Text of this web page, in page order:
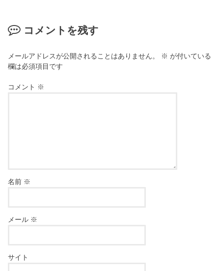
コメントを残す
メールアドレスが公開されることはありません。 ※ が付いている
欄は必須項目です
コメント ※
名前 ※
メール ※
サイト